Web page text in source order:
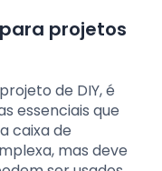
projetos
de DIY, é
essenciais que
caixa de
mas deve